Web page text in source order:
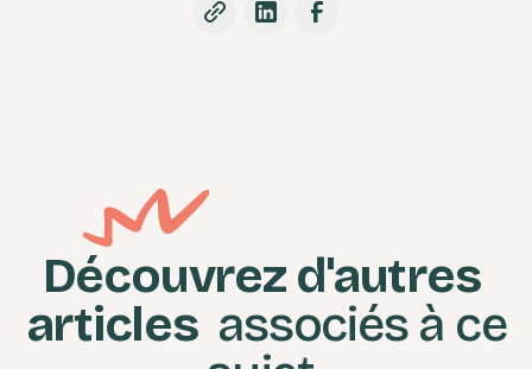
Découvrez d'autres
articles associés à ce